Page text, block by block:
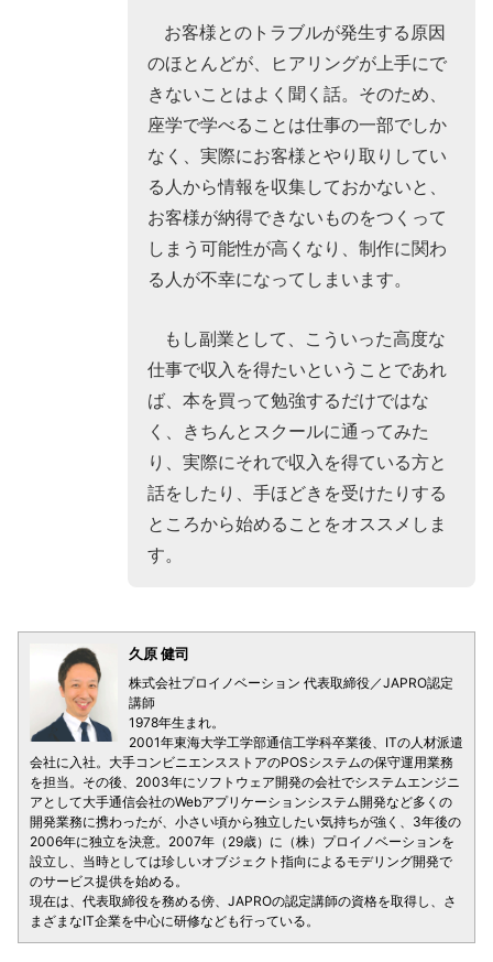
お客様とのトラブルが発生する原因
のほとんどが、ヒアリングが上手にで
きないことはよく聞く話。そのため、
座学で学べることは仕事の一部でしか
なく、実際にお客様とやり取りしてい
る人から情報を収集しておかないと、
お客様が納得できないものをつくって
しまう可能性が高くなり、制作に関わ
る人が不幸になってしまいます。
もし副業として、こういった高度な
仕事で収入を得たいということであれ
ば、本を買って勉強するだけではな
く、きちんとスクールに通ってみた
り、実際にそれで収入を得ている方と
話をしたり、手ほどきを受けたりする
ところから始めることをオススメしま
す。
久原 健司
株式会社プロイノベーション 代表取締役／JAPRO認定
講師
1978年生まれ。
2001年東海大学工学部通信工学科卒業後、ITの人材派遣
会社に入社。大手コンビニエンスストアのPOSシステムの保守運用業務
を担当。その後、2003年にソフトウェア開発の会社でシステムエンジニ
アとして大手通信会社のWebアプリケーションシステム開発など多くの
開発業務に携わったが、小さい頃から独立したい気持ちが強く、3年後の
2006年に独立を決意。2007年（29歳）に（株）プロイノベーションを
設立し、当時としては珍しいオブジェクト指向によるモデリング開発で
のサービス提供を始める。
現在は、代表取締役を務める傍、JAPROの認定講師の資格を取得し、さ
まざまなIT企業を中心に研修なども行っている。